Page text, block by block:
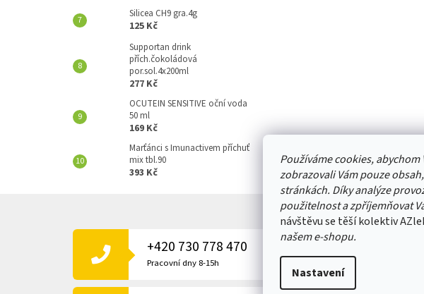
Používáme cookies,
zobrazovali Vám pouze
stránkách. Díky analýze
použitelnost a zpříjemňovat
návštěvu se těší kolektiv
našem e-shopu.
Nastavení
Silicea CH9 gra.4g
125 Kč
Supportan drink
přích.čokoládová
por.sol.4x200ml
277 Kč
OCUTEIN SENSITIVE oční voda
50 ml
169 Kč
Marťánci s Imunactivem příchuť
mix tbl.90
393 Kč
+420 730 778 470
Pracovní dny 8-15h